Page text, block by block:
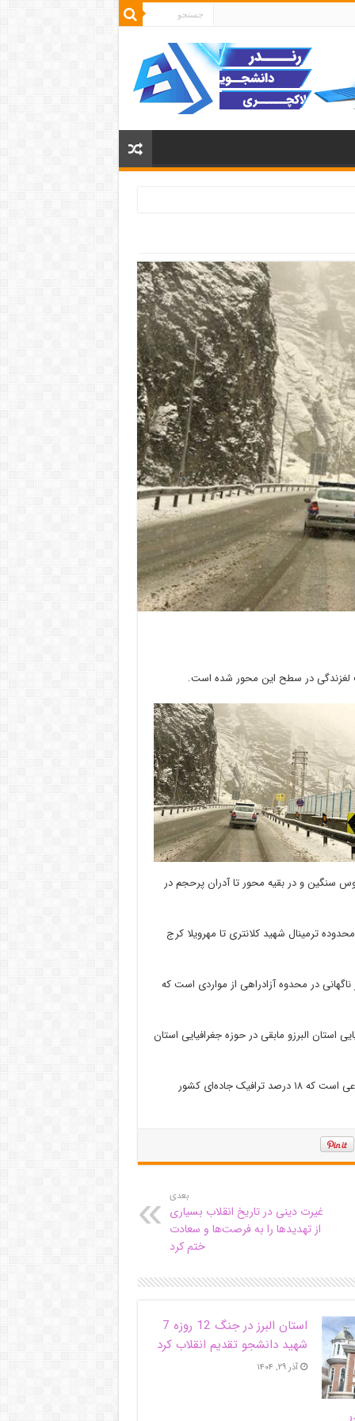
لغزندگی در سطح این محور شده است.
سنگین و در بقیه محور تا آدران پرحجم در
ترمینال شهید کلانتری تا مهرویلا کرج
در محدوه آزادراهی از مواردی است که
در حوزه جغرافیایی استان البرزو مابقی در حوزه جغرافیایی استان
استان البرز دارای یک هزار و۵۰۰ کیلومتر آزاد راه، بزرگراه، راه اصلی و فرعی است که ۱۸ درصد ترافیک جاده‌ای کشور
بعدی
غیرت دینی در تاریخ انقلاب بسیاری
از تهدیدها را به فرصت‌ها و سعادت
ختم کرد
استان البرز در جنگ 12 روزه 7
شهید دانشجو تقدیم انقلاب کرد
آذر ۲۹, ۱۴۰۴